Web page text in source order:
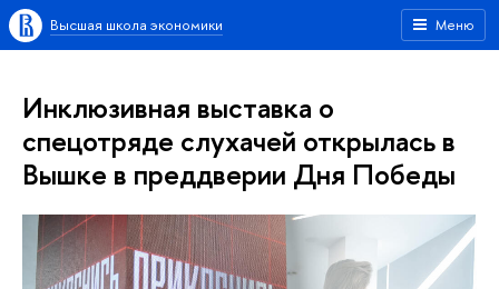
Меню
Высшая школа экономики
Инклюзивная выставка о
спецотряде слухачей открылась в
Вышке в преддверии Дня Победы